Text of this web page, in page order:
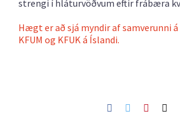
strengi í hláturvöðvum eftir frábæra
Hægt er að sjá myndir af samverunni
KFUM og KFUK á Íslandi.
Facebook
TwitterPinterest